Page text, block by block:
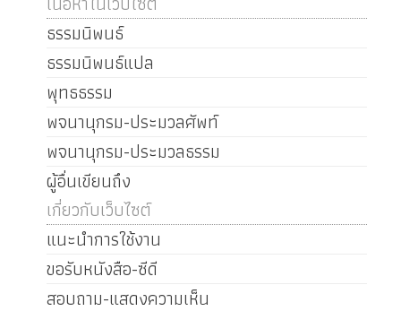
ธรรมนิพนธ์
ธรรมนิพนธ์แปล
พุทธธรรม
พจนานุกรม-ประมวลศัพท์
พจนานุกรม-ประมวลธรรม
ผู้อื่นเขียนถึง
เกี่ยวกับเว็บไซต์
แนะนำการใช้งาน
ขอรับหนังสือ-ซีดี
สอบถาม-แสดงความเห็น